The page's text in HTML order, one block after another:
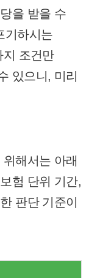
을 받을 수
기하시는
지 조건만
있으니, 미리
해서는 아래
험 단위 기간,
판단 기준이